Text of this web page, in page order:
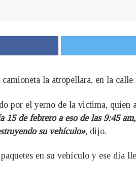
la atropellara, en la
por el yerno de la victima, quien
15 de febrero a eso de las 9:45
su vehículo», dijo.
en su vehículo y ese día